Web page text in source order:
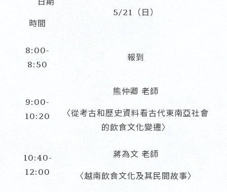
時間
5/21（日）
8:00-
8:50
報到
9:00-
10:20
熊仲卿 老師
〈從考古和歷史資料看古代東南亞社會
的飲食文化變遷〉
10:40-
12:00
蔣為文 老師
〈越南飲食文化及其民間故事〉